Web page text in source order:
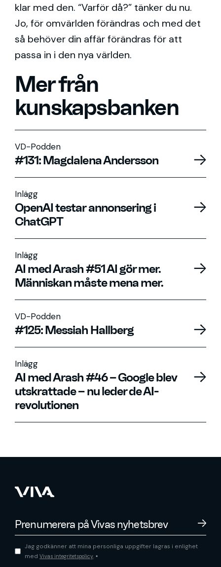
klar med den. “Varför då?” tänker du nu.
Jo, för omvärlden förändras och med det
så behöver din affär förändras för att
passa in i den nya världen.
Mer från
kunskapsbanken
VD-Podden
#131: Magdalena Andersson
Inlägg
OpenAI testar annonsering i
ChatGPT
Inlägg
AI med Arash #51 AI gör mer.
Människan måste mena mer.
VD-Podden
#125: Messiah Hallberg
Inlägg
AI med Arash #46 – Google blev
utskrattade – nu leder de AI-
revolutionen
Jag godkänner att mina personliga uppgifter lagras i enlighet
med Vivas integritetspolicy. *